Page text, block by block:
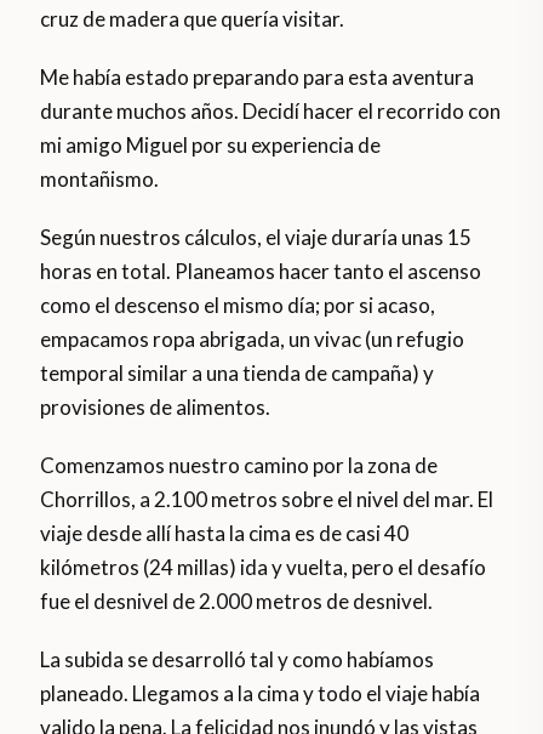
cruz de madera que quería visitar.
Me había estado preparando para esta aventura
durante muchos años. Decidí hacer el recorrido con
mi amigo Miguel por su experiencia de
montañismo.
Según nuestros cálculos, el viaje duraría unas 15
horas en total. Planeamos hacer tanto el ascenso
como el descenso el mismo día; por si acaso,
empacamos ropa abrigada, un vivac (un refugio
temporal similar a una tienda de campaña) y
provisiones de alimentos.
Comenzamos nuestro camino por la zona de
Chorrillos, a 2.100 metros sobre el nivel del mar. El
viaje desde allí hasta la cima es de casi 40
kilómetros (24 millas) ida y vuelta, pero el desafío
fue el desnivel de 2.000 metros de desnivel.
La subida se desarrolló tal y como habíamos
planeado. Llegamos a la cima y todo el viaje había
valido la pena. La felicidad nos inundó y las vistas